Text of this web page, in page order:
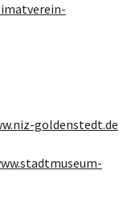
goldenstedt.de